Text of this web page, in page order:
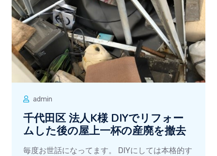
admin
千代田区 法人K様 DIYでリフォー
ムした後の屋上一杯の産廃を撤去
毎度お世話になってます。 DIYにしては本格的す